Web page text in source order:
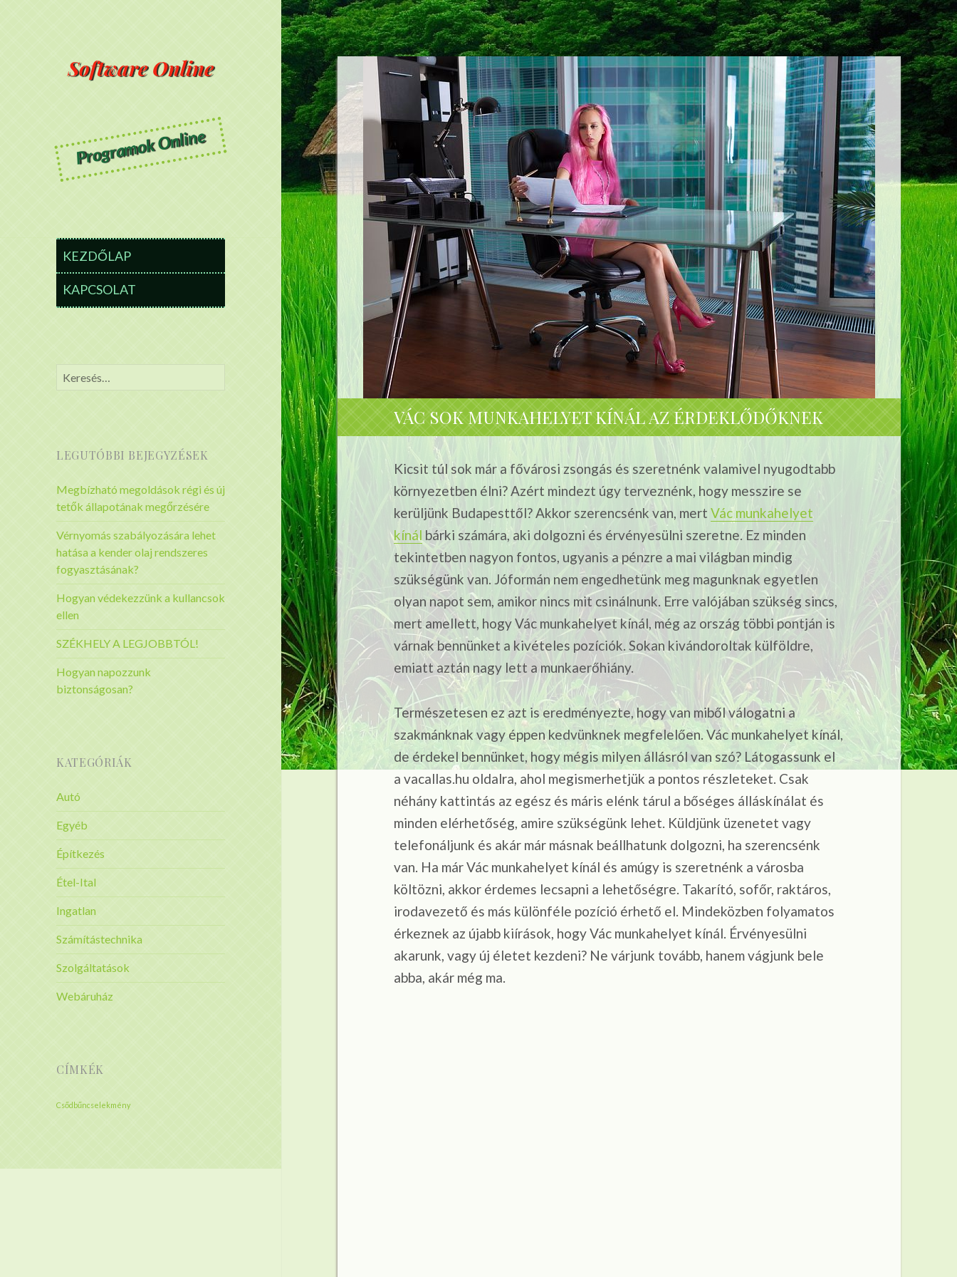
Software Online
Programok Online
KEZDŐLAP
KAPCSOLAT
Keresés:
LEGUTÓBBI BEJEGYZÉSEK
Megbízható megoldások régi és új
tetők állapotának megőrzésére
Vérnyomás szabályozására lehet
hatása a kender olaj rendszeres
fogyasztásának?
Hogyan védekezzünk a kullancsok
ellen
SZÉKHELY A LEGJOBBTÓL!
Hogyan napozzunk
biztonságosan?
KATEGÓRIÁK
Autó
Egyéb
Építkezés
Étel-Ital
Ingatlan
Számítástechnika
Szolgáltatások
Webáruház
CÍMKÉK
Csődbűncselekmény
VÁC SOK MUNKAHELYET KÍNÁL AZ ÉRDEKLŐDŐKNEK
Kicsit túl sok már a fővárosi zsongás és szeretnénk valamivel nyugodtabb
környezetben élni? Azért mindezt úgy terveznénk, hogy messzire se
kerüljünk Budapesttől? Akkor szerencsénk van, mertVác munkahelyet
kínál bárki számára, aki dolgozni és érvényesülni szeretne. Ez minden
tekintetben nagyon fontos, ugyanis a pénzre a mai világban mindig
szükségünk van. Jóformán nem engedhetünk meg magunknak egyetlen
olyan napot sem, amikor nincs mit csinálnunk. Erre valójában szükség sincs,
mert amellett, hogy Vác munkahelyet kínál, még az ország többi pontján is
várnak bennünket a kivételes pozíciók. Sokan kivándoroltak külföldre,
emiatt aztán nagy lett a munkaerőhiány.
Természetesen ez azt is eredményezte, hogy van miből válogatni a
szakmánknak vagy éppen kedvünknek megfelelően. Vác munkahelyet kínál,
de érdekel bennünket, hogy mégis milyen állásról van szó? Látogassunk el
a vacallas.hu oldalra, ahol megismerhetjük a pontos részleteket. Csak
néhány kattintás az egész és máris elénk tárul a bőséges álláskínálat és
minden elérhetőség, amire szükségünk lehet. Küldjünk üzenetet vagy
telefonáljunk és akár már másnak beállhatunk dolgozni, ha szerencsénk
van. Ha már Vác munkahelyet kínál és amúgy is szeretnénk a városba
költözni, akkor érdemes lecsapni a lehetőségre. Takarító, sofőr, raktáros,
irodavezető és más különféle pozíció érhető el. Mindeközben folyamatos
érkeznek az újabb kiírások, hogy Vác munkahelyet kínál. Érvényesülni
akarunk, vagy új életet kezdeni? Ne várjunk tovább, hanem vágjunk bele
abba, akár még ma.